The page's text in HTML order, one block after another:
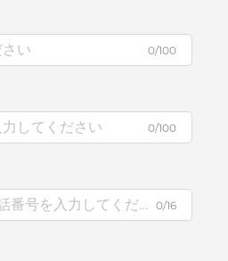
0/100
0/100
0/16